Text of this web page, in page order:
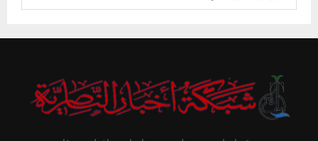
e
R